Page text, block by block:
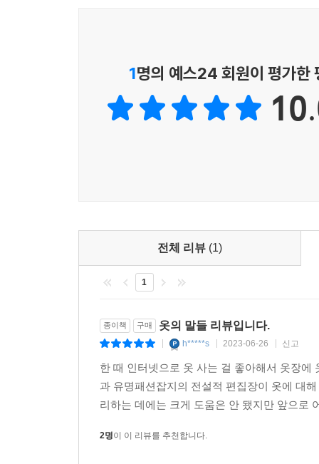
---「임부복」중에서
휴가용 옷은 일상에서의 탈출을 의미한다. 그리
보통은 휴가 때만 입는 바지를 꺼내 입었다. 루이
1명의 예스24 회원이 평가한
전체 리뷰 (1)
1
종이책 구매 옷의 말들 리뷰입니다.
h*****s 2023-06-26 신고
한 때 인터넷으로 옷 사는 걸 좋아해서 옷장
과 유명패션잡지의 전설적 편집장이 옷에 대
리하는 데에는 크게 도움은 안 됐지만 앞으로
2명이 이 리뷰를 추천합니다.